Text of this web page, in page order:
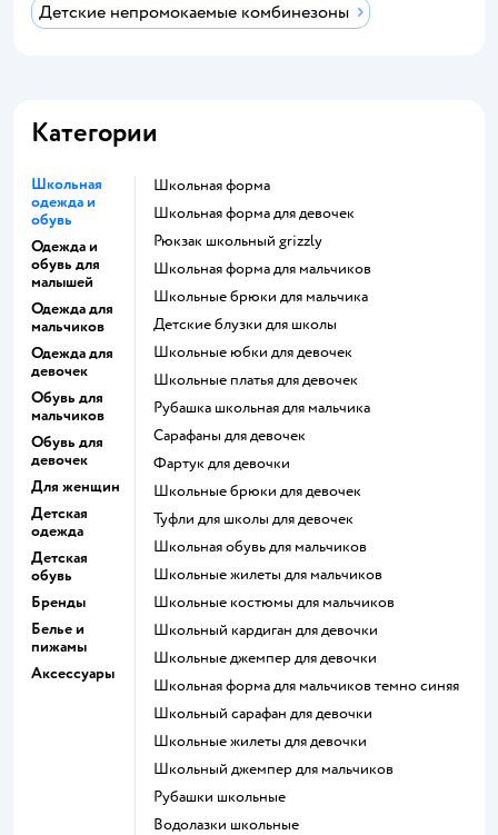
Детские непромокаемые комбинезоны
Категории
Школьная
одежда и
обувь
Одежда и
обувь для
малышей
Одежда для
мальчиков
Одежда для
девочек
Обувь для
мальчиков
Обувь для
девочек
Для женщин
Детская
одежда
Детская
обувь
Бренды
Белье и
пижамы
Аксессуары
Школьная форма
Школьная форма для девочек
Рюкзак школьный grizzly
Школьная форма для мальчиков
Школьные брюки для мальчика
Детские блузки для школы
Школьные юбки для девочек
Школьные платья для девочек
Рубашка школьная для мальчика
Сарафаны для девочек
Фартук для девочки
Школьные брюки для девочек
Туфли для школы для девочек
Школьная обувь для мальчиков
Школьные жилеты для мальчиков
Школьные костюмы для мальчиков
Школьный кардиган для девочки
Школьные джемпер для девочки
Школьная форма для мальчиков темно синяя
Школьный сарафан для девочки
Школьные жилеты для девочки
Школьный джемпер для мальчиков
Рубашки школьные
Водолазки школьные